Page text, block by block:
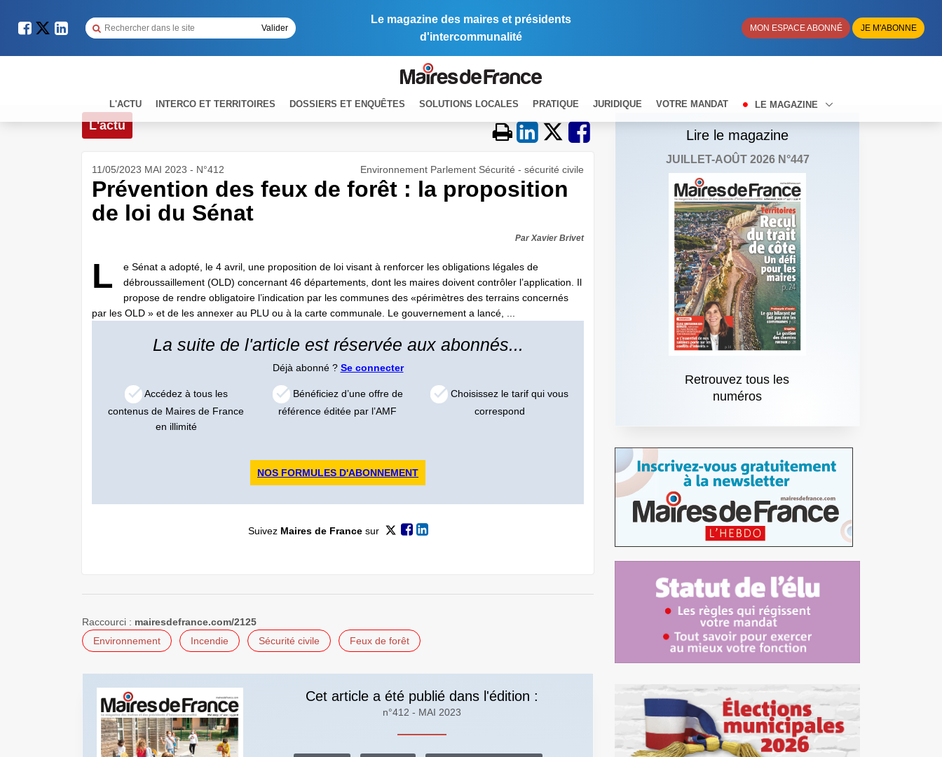
Le magazine des maires et présidents
d'intercommunalité
MON ESPACE ABONNÉ JE M'ABONNE
L'ACTU INTERCO ET TERRITOIRES DOSSIERS ET ENQUÊTES SOLUTIONS LOCALES PRATIQUE JURIDIQUE VOTRE MANDAT LE MAGAZINE
L'actu
11/05/2023 MAI 2023 - N°412 Environnement Parlement Sécurité - sécurité civile
Prévention des feux de forêt : la proposition
de loi du Sénat
Par Xavier Brivet
L
e Sénat a adopté, le 4 avril, une proposition de loi visant à renforcer les obligations légales de
débroussaillement (OLD) concernant 46 départements, dont les maires doivent contrôler l’application. Il
propose de rendre obligatoire l’indication par les communes des «périmètres des terrains concernés
par les OLD » et de les annexer au PLU ou à la carte communale. Le gouvernement a lancé, ...
La suite de l'article est réservée aux abonnés...
Déjà abonné ? Se connecter
Accédez à tous les
contenus de Maires de France
en illimité
Bénéficiez d’une offre de
référence éditée par l’AMF
Choisissez le tarif qui vous
correspond
NOS FORMULES D'ABONNEMENT
Suivez Maires de Francesur
Raccourci : mairesdefrance.com/2125
Environnement
Incendie Sécurité civile Feux de forêt
Cet article a été publié dans l'édition :
n°412 - MAI 2023
Lire le magazine
JUILLET-AOÛT 2026 N°447
Retrouvez tous les
numéros